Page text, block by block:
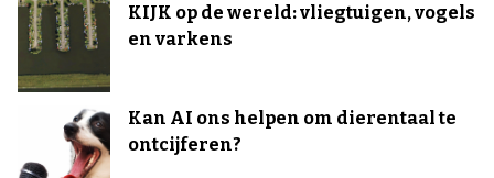
KIJK op de wereld: vliegtuigen, vogels
en varkens
Kan AI ons helpen om dierentaal te
ontcijferen?